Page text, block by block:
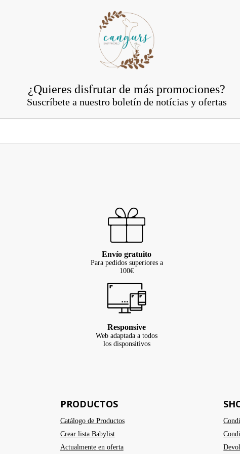
¿Quieres disfrutar de más promociones?
Suscríbete a nuestro boletín de notícias y ofertas
Envío gratuito
Para pedidos superiores a
100€
Responsive
Web adaptada a todos
los disponsitivos
PRODUCTOS
Catálogo de Productos
Crear lista Babylist
Actualmente en oferta